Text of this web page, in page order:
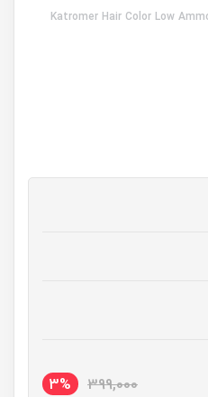
Katromer Hair Color Low
399,000
3%